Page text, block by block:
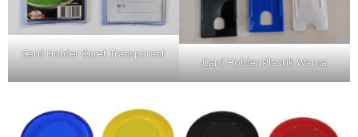
Card Holder Karet Transparant
Card Holder Plastik Warna